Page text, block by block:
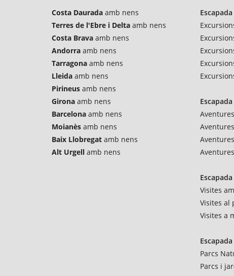
Costa Daurada amb nens
Terres de l'Ebre i Delta amb nens
Costa Brava amb nens
Andorra amb nens
Tarragona amb nens
Lleida amb nens
Pirineus amb nens
Girona amb nens
Barcelona amb nens
Moianès amb nens
Baix Llobregat amb nens
Alt Urgell amb nens
Visites
Visites al
Visites a
Parcs
Parcs i